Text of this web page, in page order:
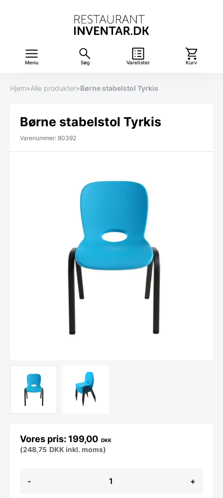
Menu Søg Varelister Kurv
Hjem»Alle produkter»Børne stabelstol Tyrkis
Børne stabelstol Tyrkis
Varenummer: 80392
-
stabelstol
+
199,00 DKK
(248,75 DKK inkl. moms)